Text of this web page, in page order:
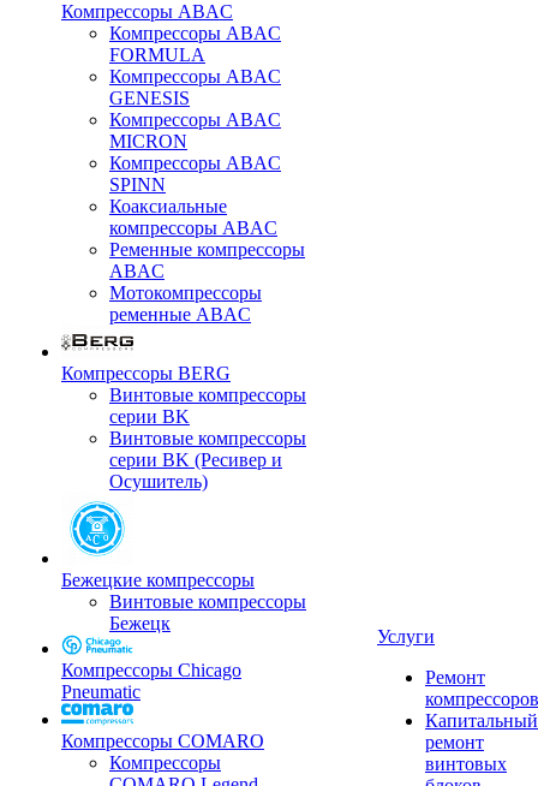
Компрессоры ABAC
Компрессоры ABAC
FORMULA
Компрессоры ABAC
GENESIS
Компрессоры ABAC
MICRON
Компрессоры ABAC
SPINN
Коаксиальные
компрессоры ABAC
Ременные компрессоры
ABAC
Мотокомпрессоры
ременные ABAC
Компрессоры BERG
Винтовые компрессоры
серии BK
Винтовые компрессоры
серии BK (Ресивер и
Осушитель)
Бежецкие компрессоры
Винтовые компрессоры
Бежецк
Компрессоры Chicago
Pneumatic
Компрессоры COMARO
Компрессоры
Услуги
Ремонт
компрессоров
Капитальный
ремонт
винтовых